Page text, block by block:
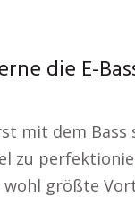
die E-
mit dem
zu
größte